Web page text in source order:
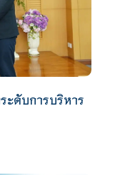
ะดับการบริหาร